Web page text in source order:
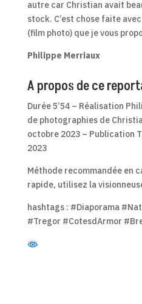
autre car Christian avait
stock. C’est chose faite
(film photo) que je vous
Philippe Merriaux
A propos de ce
Durée 5’54 – Réalisation
de photographies de
octobre 2023 – Publication
2023
Méthode recommandée en
rapide, utilisez la
hashtags : #Diaporama
#Tregor #CotesdArmor